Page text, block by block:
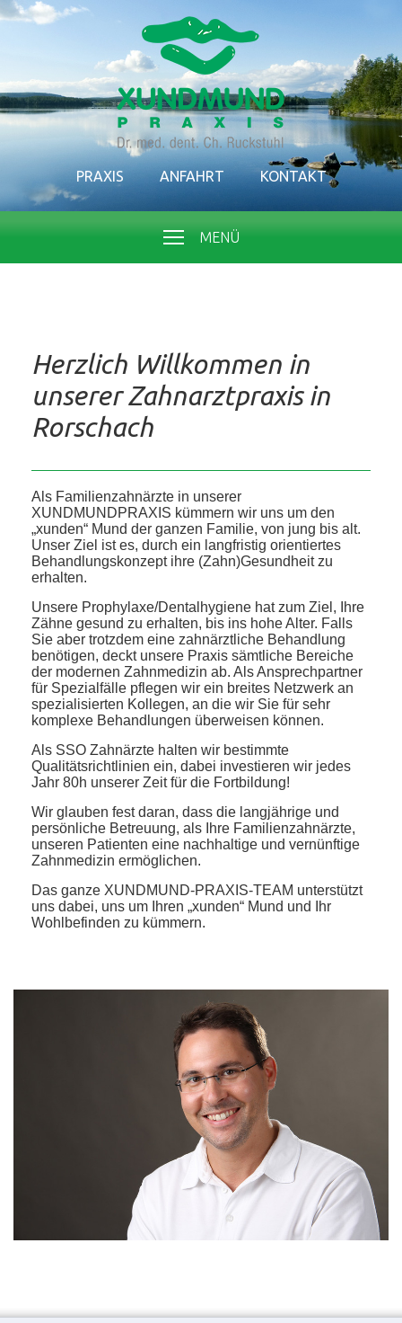
PRAXIS ANFAHRT KONTAKT
MENÜ
Herzlich Willkommen in
unserer Zahnarztpraxis in
Rorschach
Als Familienzahnärzte in unserer
XUNDMUNDPRAXIS kümmern wir uns um den
„xunden“ Mund der ganzen Familie, von jung bis alt.
Unser Ziel ist es, durch ein langfristig orientiertes
Behandlungskonzept ihre (Zahn)Gesundheit zu
erhalten.
Unsere Prophylaxe/Dentalhygiene hat zum Ziel, Ihre
Zähne gesund zu erhalten, bis ins hohe Alter. Falls
Sie aber trotzdem eine zahnärztliche Behandlung
benötigen, deckt unsere Praxis sämtliche Bereiche
der modernen Zahnmedizin ab. Als Ansprechpartner
für Spezialfälle pflegen wir ein breites Netzwerk an
spezialisierten Kollegen, an die wir Sie für sehr
komplexe Behandlungen überweisen können.
Als SSO Zahnärzte halten wir bestimmte
Qualitätsrichtlinien ein, dabei investieren wir jedes
Jahr 80h unserer Zeit für die Fortbildung!
Wir glauben fest daran, dass die langjährige und
persönliche Betreuung, als Ihre Familienzahnärzte,
unseren Patienten eine nachhaltige und vernünftige
Zahnmedizin ermöglichen.
Das ganze XUNDMUND-PRAXIS-TEAM unterstützt
uns dabei, uns um Ihren „xunden“ Mund und Ihr
Wohlbefinden zu kümmern.